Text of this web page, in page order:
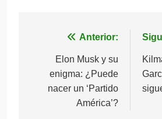
Navegación
entradas
Anterior:
Elon Musk y su
enigma: ¿Puede
nacer un ‘Partido
América’?